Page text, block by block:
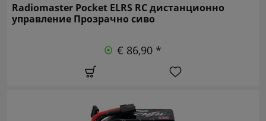
Radiomaster Pocket ELRS RC дистанционно
управление Прозрачно сиво
€ 86,90 *